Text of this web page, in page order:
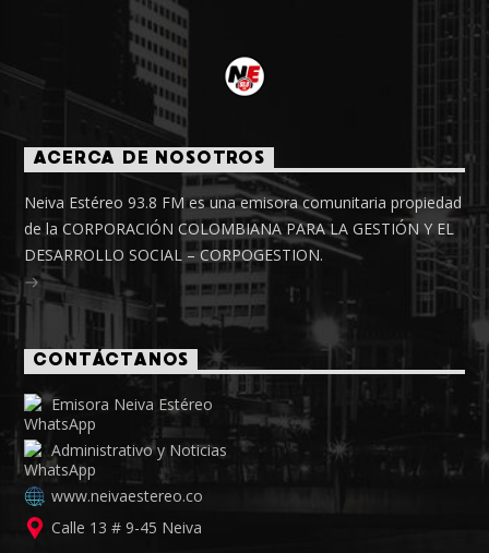
ACERCA DE NOSOTROS
Neiva Estéreo 93.8 FM es una emisora comunitaria propiedad
de la CORPORACIÓN COLOMBIANA PARA LA GESTIÓN Y EL
DESARROLLO SOCIAL – CORPOGESTION.
CONTÁCTANOS
Emisora Neiva Estéreo
Administrativo y Noticias
www.neivaestereo.co
Calle 13 # 9-45 Neiva